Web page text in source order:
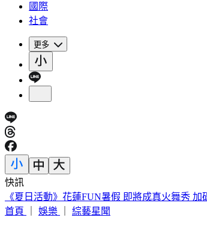
國際
社會
更多
快訊
188萬《龍藏經》賣掉了！大戶不甩7折 店員爆
首頁
娛樂 綜藝星聞